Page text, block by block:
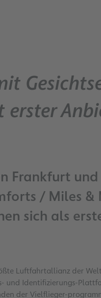
Frankfurt
/ Miles
sich als
Luftfahrtallianz der
Identifizierungs-
der Vielflieger-